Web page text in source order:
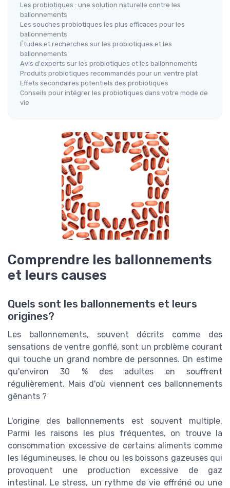
Les probiotiques : une solution naturelle contre les
ballonnements
Les souches probiotiques les plus efficaces pour les
ballonnements
Études et recherches sur les probiotiques et les
ballonnements
Avis d'experts sur les probiotiques et les ballonnements
Produits probiotiques recommandés pour un ventre plat
Effets secondaires potentiels des probiotiques
Conseils pour intégrer les probiotiques dans votre mode de
vie
Comprendre les ballonnements
et leurs causes
Quels sont les ballonnements et leurs
origines?
Les ballonnements, souvent décrits comme des
sensations de ventre gonflé, sont un problème courant
qui touche un grand nombre de personnes. On estime
qu'environ 30 % des adultes en souffrent
régulièrement. Mais d'où viennent ces ballonnements
gênants ?
L'origine des ballonnements est souvent multiple.
Parmi les raisons les plus fréquentes, on trouve la
consommation excessive de certains aliments comme
les légumineuses, le chou ou les boissons gazeuses qui
provoquent une production excessive de gaz
intestinal. Le stress, un rythme de vie effréné ou une